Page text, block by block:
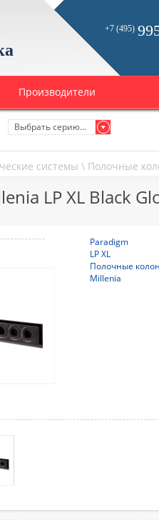
+7 (495)
Производители
Выбрать серию...
системы \ Полочные
LP XL Black
Paradigm
LP XL
Полочные
Millenia